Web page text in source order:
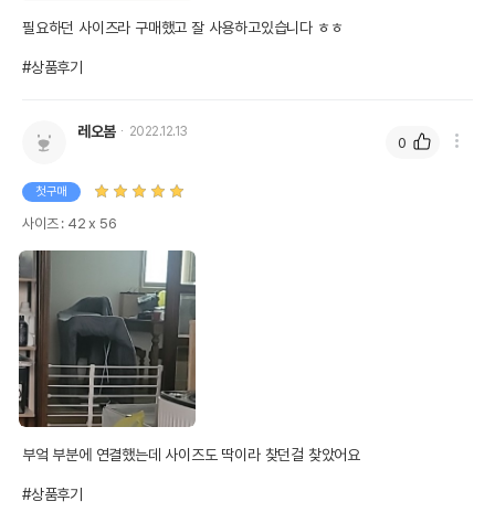
필요하던 사이즈라 구매했고 잘 사용하고있습니다 ㅎㅎ
#상품후기
레오봄 2022.12.13
첫구매
사이즈 : 42 x 56
부엌 부분에 연결했는데 사이즈도 딱이라 찾던걸 찾았어요
#상품후기
0